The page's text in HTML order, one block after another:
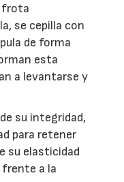
frota
se cepilla con
de forma
esta
a levantarse y
su integridad,
para retener
su elasticidad
frente a la